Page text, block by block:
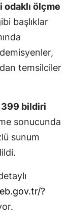
Kastamonu
Kırklareli
Konya
Kütahya
ölçme
başlıklar
temsilciler
bildiri
sonucunda
sunum
?